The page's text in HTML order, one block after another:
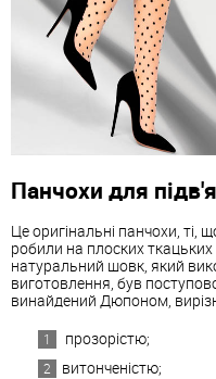
Панчохи для
Це оригінальні панчохи, ті,
робили на плоских
натуральний шовк, який
виготовлення, був
винайдений Дюпоном,
прозорістю;
витонченістю;